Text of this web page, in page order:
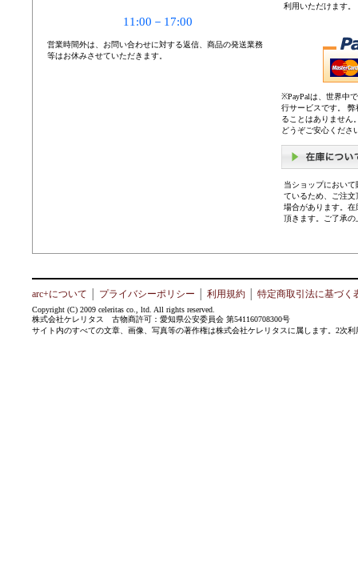
11:00－17:00
営業時間外は、お問い合わせに対する返信、商品の発送業務
等はお休みさせていただきます。
利用いただけます。
※PayPalは、世界中
行サービスです。
ることはありません
どうぞご安心くださ
当ショップにおい
ているため、ご注
場合があります。
頂きます。ご了承
arc+について プライバシーポリシー 利用規約 特定商取引法に基づく
Copyright (C) 2009 celeritas co., ltd. All rights reserved.
株式会社ケレリタス 古物商許可：愛知県公安委員会 第541160708300号
サイト内のすべての文章、画像、写真等の著作権は株式会社ケレリタスに属します。2次